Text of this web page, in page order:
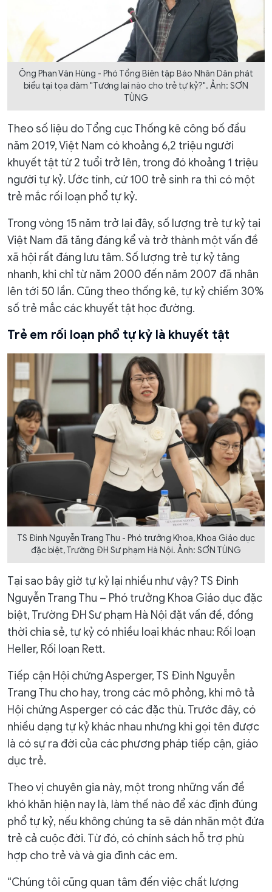
Ông Phan Văn Hùng - Phó Tổng Biên tập Báo Nhân Dân phát
biểu tại tọa đàm "Tương lai nào cho trẻ tự kỷ?". Ảnh: SƠN
TÙNG
Theo số liệu do Tổng cục Thống kê công bố đầu
năm 2019, Việt Nam có khoảng 6,2 triệu người
khuyết tật từ 2 tuổi trở lên, trong đó khoảng 1 triệu
người tự kỷ. Ước tính, cứ 100 trẻ sinh ra thì có một
trẻ mắc rối loạn phổ tự kỷ.
Trong vòng 15 năm trở lại đây, số lượng trẻ tự kỷ tại
Việt Nam đã tăng đáng kể và trở thành một vấn đề
xã hội rất đáng lưu tâm. Số lượng trẻ tự kỷ tăng
nhanh, khi chỉ từ năm 2000 đến năm 2007 đã nhân
lên tới 50 lần. Cũng theo thống kê, tự kỷ chiếm 30%
số trẻ mắc các khuyết tật học đường.
Trẻ em rối loạn phổ tự kỷ là khuyết tật
TS Đinh Nguyễn Trang Thu - Phó trưởng Khoa, Khoa Giáo dục
đặc biệt, Trường ĐH Sư phạm Hà Nội. Ảnh: SƠN TÙNG
Tại sao bây giờ tự kỷ lại nhiều như vậy? TS Đinh
Nguyễn Trang Thu – Phó trưởng Khoa Giáo dục đặc
biệt, Trường ĐH Sư phạm Hà Nội đặt vấn đề, đồng
thời chia sẻ, tự kỷ có nhiều loại khác nhau: Rối loạn
Heller, Rối loạn Rett.
Tiếp cận Hội chứng Asperger, TS Đinh Nguyễn
Trang Thu cho hay, trong các mô phỏng, khi mô tả
Hội chứng Asperger có các đặc thù. Trước đây, có
nhiều dạng tự kỷ khác nhau nhưng khi gọi tên được
là có sự ra đời của các phương pháp tiếp cận, giáo
dục trẻ.
Theo vị chuyên gia này, một trong những vấn đề
khó khăn hiện nay là, làm thế nào để xác định đúng
phổ tự kỷ, nếu không chúng ta sẽ dán nhãn một đứa
trẻ cả cuộc đời. Từ đó, có chính sách hỗ trợ phù
hợp cho trẻ và và gia đình các em.
“Chúng tôi cũng quan tâm đến việc chất lượng